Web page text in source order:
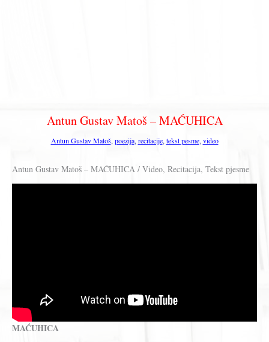
Antun Gustav Matoš – MAĆUHICA
Antun Gustav Matoš, poezija, recitacije, tekst pesme, video
Antun Gustav Matoš – MAĆUHICA / Video, Recitacija, Tekst pjesme
MAĆUHICA